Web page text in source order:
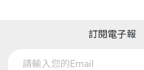
訂閱電子報